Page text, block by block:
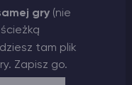
gry (nie
tam plik
Zapisz go.